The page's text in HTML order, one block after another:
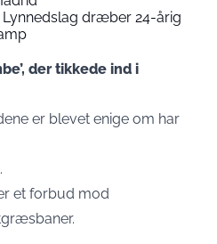
dræber 24-årig
der tikkede ind i
er blevet enige om har
.
et forbud mod